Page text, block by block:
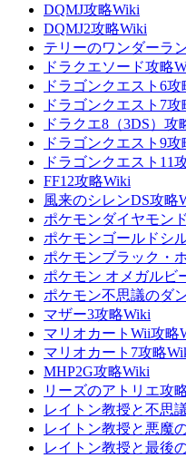
DQMJ攻略Wiki
DQMJ2攻略Wiki
テリーのワンダーラ
ドラクエソード攻略
ドラゴンクエスト6攻
ドラゴンクエスト7攻
ドラクエ8（3DS）攻
ドラゴンクエスト9攻
ドラゴンクエスト11
FF12攻略Wiki
風来のシレンDS攻略
ポケモンダイヤモン
ポケモンゴールドシ
ポケモンブラック・
ポケモン オメガルビ
ポケモン不思議のダ
マザー3攻略Wiki
マリオカートWii攻略
マリオカート7攻略
MHP2G攻略Wiki
リーズのアトリエ攻
レイトン教授と不思
レイトン教授と悪魔
レイトン教授と最後